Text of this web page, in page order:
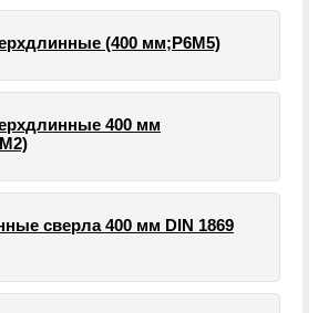
(400 мм;Р6М5)
400 мм
сверла 400 мм DIN 1869